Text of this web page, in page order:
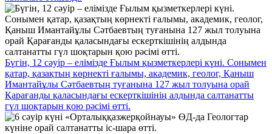
Бүгін, 12 сәуір – елімізде Ғылым қызметкерлері күні. Сонымен
қатар, қазақтың көрнекті ғалымы, академик, геолог, Қаныш
Имантайұлы Сәтбаевтың туғанына 127 жыл толуына орай
Қарағанды қаласындағы ескерткішінің алдында салтанатты
гүл шоқтарын қою рәсімі өтті.